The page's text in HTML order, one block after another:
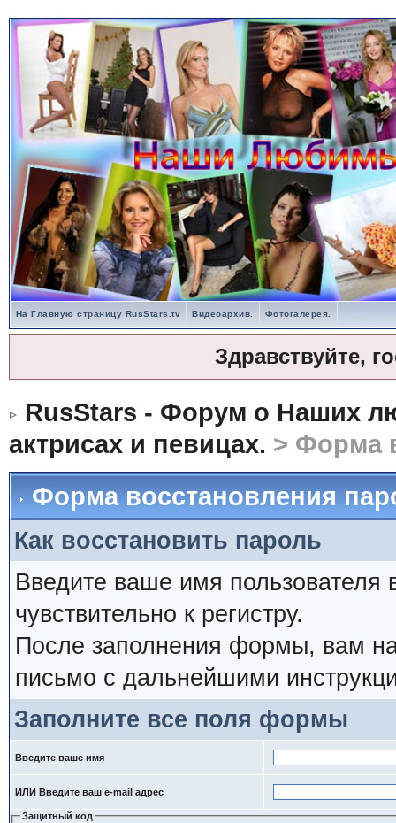
На Главную страницу RusStars.tv Видеоархив. Фотогалерея.
Здравствуйте,
RusStars - Форум о Наших
актрисах и певицах. > Форма
Форма восстановления
Как восстановить пароль
Введите ваше имя
чувствительно к регистру.
После заполнения формы, вам на
письмо с дальнейшими
Заполните все поля формы
Введите ваше имя
ИЛИ Введите ваш e-mail адрес
Защитный код